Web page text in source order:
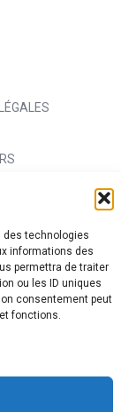
des technologies
informations des
permettra de traiter
ou les ID uniques
consentement peut
fonctions.
CONFIDENTIALITÉ
DES DONNÉES
COOKIES (UE)